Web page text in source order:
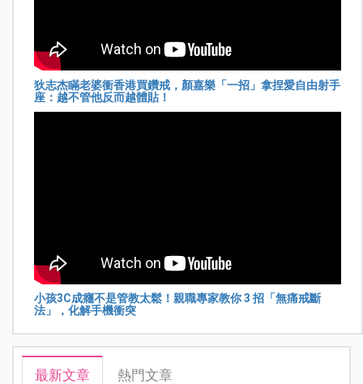
狄志杰瞞老婆衝香港買鑽戒，顏嘉樂「一招」拿捏愛自由射手
座：越不管他反而越體貼！
小孩3C成癮不是管教太鬆！親職專家教你 3 招「無痛戒斷
法」，化解手機衝突
最新文章 熱門文章